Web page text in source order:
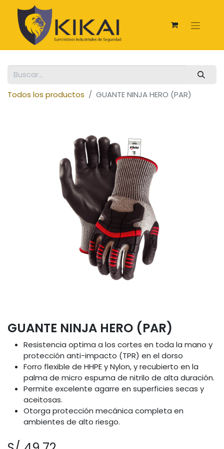
Todos los productos GUANTE NINJA HERO (PAR)
GUANTE NINJA HERO (PAR)
Resistencia optima a los cortes en toda la mano y
protección anti-impacto (TPR) en el dorso
Forro flexible de HHPE y Nylon, y recubierto en la
palma de micro espuma de nitrilo de alta duración.
Permite excelente agarre en superficies secas y
aceitosas.
Otorga protección mecánica completa en
ambientes de alto riesgo.